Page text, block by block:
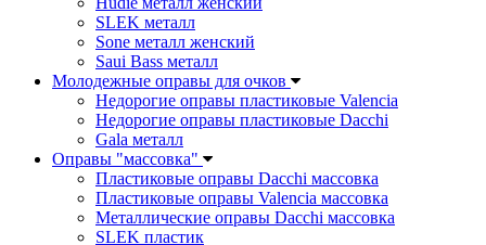
SLEK металл
Sone металл женский
Saui Bass металл
Молодежные оправы для очков
Недорогие оправы пластиковые Valencia
Недорогие оправы пластиковые Dacchi
Gala металл
Оправы "массовка"
Пластиковые оправы Dacchi массовка
Пластиковые оправы Valencia массовка
Металлические оправы Dacchi массовка
SLEK пластик